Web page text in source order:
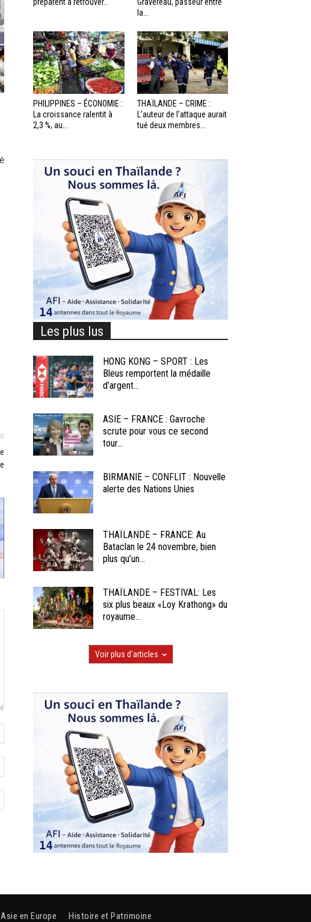
préparent à retrouver...
Gravereau, passeur entre
la...
PHILIPPINES – ÉCONOMIE :
La croissance ralentit à
2,3 %, au...
THAÏLANDE – CRIME :
L’auteur de l’attaque aurait
tué deux membres...
Les plus lus
HONG KONG – SPORT : Les
Bleus remportent la médaille
d’argent...
ASIE – FRANCE : Gavroche
scrute pour vous ce second
tour...
BIRMANIE – CONFLIT : Nouvelle
alerte des Nations Unies
THAÏLANDE – FRANCE: Au
Bataclan le 24 novembre, bien
plus qu’un...
THAÏLANDE – FESTIVAL: Les
six plus beaux «Loy Krathong» du
royaume...
Voir plus d'articles
Asie en Europe Histoire et Patrimoine